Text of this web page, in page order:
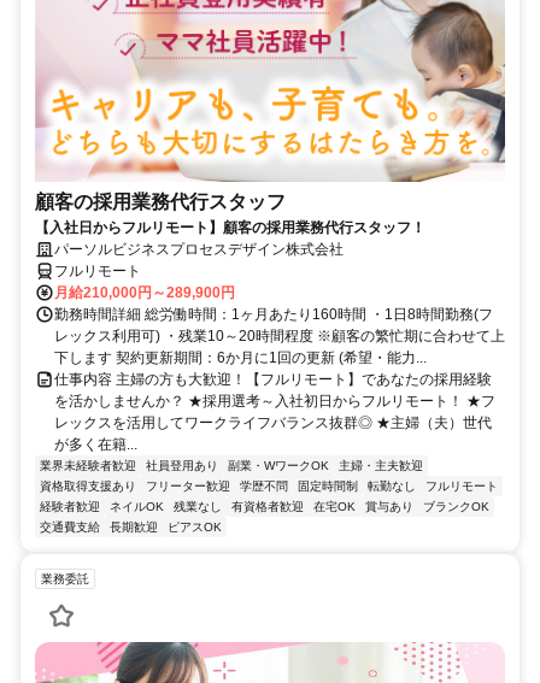
顧客の採用業務代行スタッフ
【入社日からフルリモート】顧客の採用業務代行スタッフ！
パーソルビジネスプロセスデザイン株式会社
フルリモート
月給210,000円～289,900円
勤務時間詳細 総労働時間：1ヶ月あたり160時間 ・1日8時間勤務(フ
レックス利用可) ・残業10～20時間程度 ※顧客の繁忙期に合わせて上
下します 契約更新期間：6か月に1回の更新 (希望・能力...
仕事内容 主婦の方も大歓迎！【フルリモート】であなたの採用経験
を活かしませんか？ ★採用選考～入社初日からフルリモート！ ★フ
レックスを活用してワークライフバランス抜群◎ ★主婦（夫）世代
が多く在籍...
業界未経験者歓迎 社員登用あり 副業・WワークOK
主婦・主夫歓迎
資格取得支援あり
フリーター歓迎 学歴不問 固定時間制 転勤なし
フルリモート
経験者歓迎
ネイルOK 残業なし 有資格者歓迎 在宅OK 賞与あり
ブランクOK
交通費支給
長期歓迎 ピアスOK
業務委託